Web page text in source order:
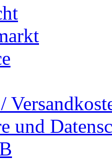
und